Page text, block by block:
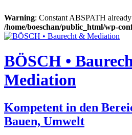
Warning: Constant ABSPATH
/home/boeschan/public_html/wp-
BÖSCH •
Mediation
Kompetent in den
Bauen, Umwelt